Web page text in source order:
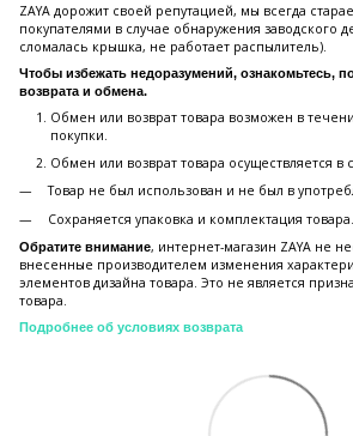
ZAYA дорожит своей репутацией, мы всегда
покупателями в случае обнаружения заводского
сломалась крышка, не работает распылитель).
Чтобы избежать недоразумений, ознакомьтесь,
возврата и обмена.
Обмен или возврат товара возможен в
покупки.
Обмен или возврат товара осуществляется в
Товар не был использован и не был в
Сохраняется упаковка и комплектация товара.
Обратите внимание, интернет-магазин ZAYA не
внесенные производителем изменения
элементов дизайна товара. Это не является
товара.
Подробнее об условиях возврата